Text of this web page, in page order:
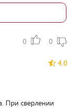
0 0
4.0
При сверлении